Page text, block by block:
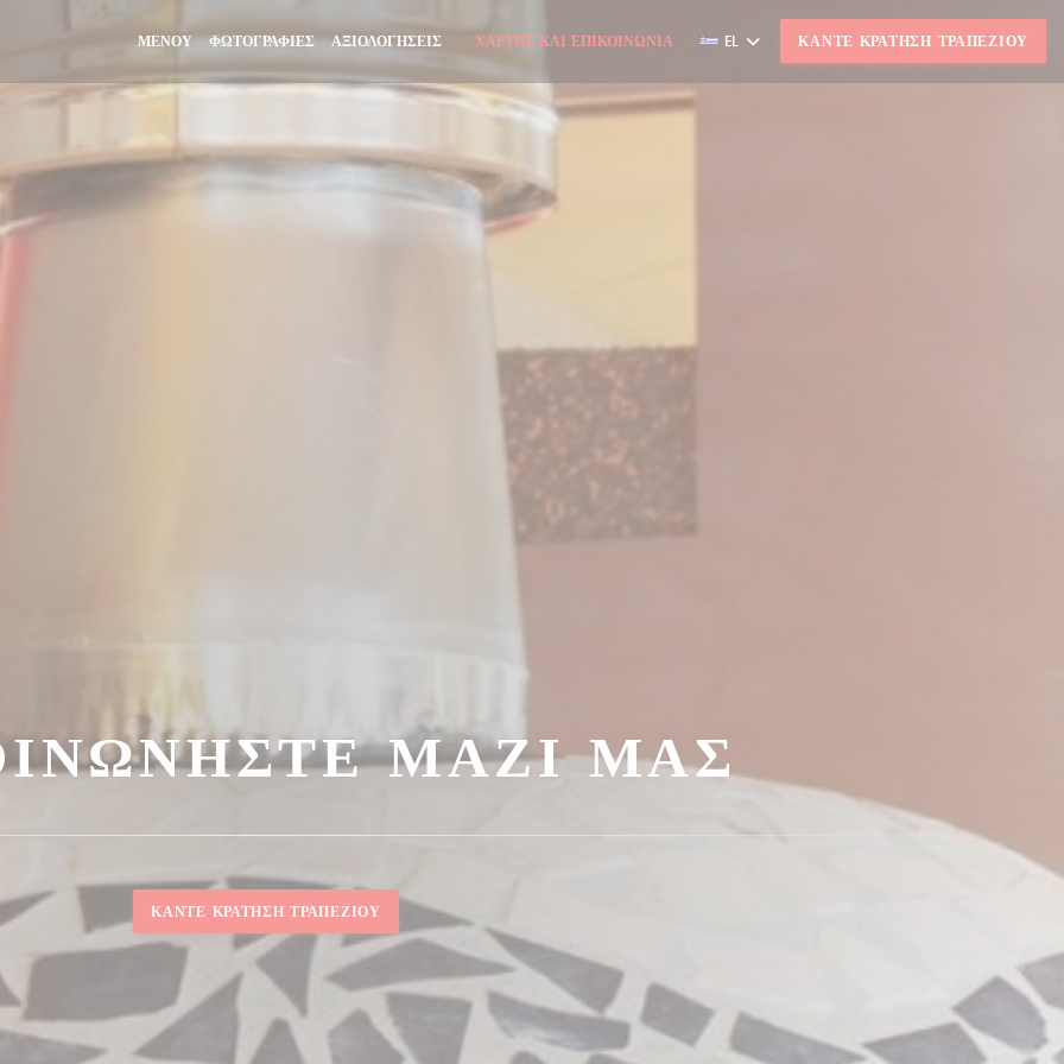
ΜΕΝΟΎ ΦΩΤΟΓΡΑΦΊΕΣ ΑΞΙΟΛΟΓΉΣΕΙΣ ((ΑΝΟΊΓΕΙ ΣΕ ΝΈΟ ΠΑΡΆΘΥΡΟ))
ΧΆΡΤΗΣ ΚΑΙ ΕΠΙΚΟΙΝΩΝΊΑ EL ΚΆΝΤΕ ΚΡΆΤΗΣΗ ΤΡΑΠΕΖΙΟΎ
ΜΑΖΊ ΜΑΣ
ΚΆΝΤΕ ΚΡΆΤΗΣΗ ΤΡΑΠΕΖΙΟΎ